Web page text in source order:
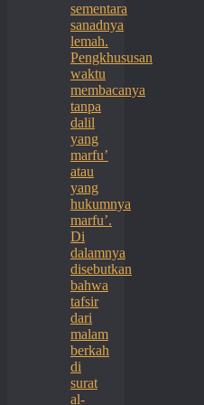
sementara
sanadnya
lemah.
Pengkhususan
waktu
membacanya
tanpa
dalil
yang
marfu’
atau
yang
hukumnya
marfu’.
Di
dalamnya
disebutkan
bahwa
tafsir
dari
malam
berkah
di
surat
al-